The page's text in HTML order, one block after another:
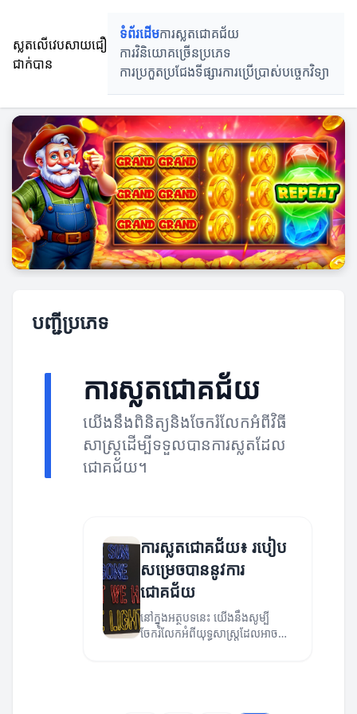
ស្លតលើវេបសាយជឿ
ជាក់បាន
ទំព័រដើមការស្លតជោគជ័យ
ការវិនិយោគច្រើនប្រភេទ
ការប្រកួតប្រជែងទីផ្សារការប្រើប្រាស់បច្ចេកវិទ្យា
បញ្ជីប្រភេទ
ការស្លតជោគជ័យ
យើងនឹងពិនិត្យនិងចែករំលែកអំពីវិធី
សាស្ត្រដើម្បីទទួលបានការស្លតដែល
ជោគជ័យ។
ការស្លតជោគជ័យ៖ របៀប
សម្រេចបាននូវការ
ជោគជ័យ
នៅក្នុងអត្ថបទនេះ យើងនឹងសូម្បី
ចែករំលែកអំពីយុទ្ធសាស្ត្រដែលអាច